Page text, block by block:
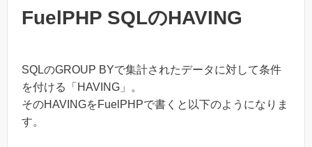
FuelPHP SQLのHAVING
SQLのGROUP BYで集計されたデータに対して条件
を付ける「HAVING」。
そのHAVINGをFuelPHPで書くと以下のようになりま
す。